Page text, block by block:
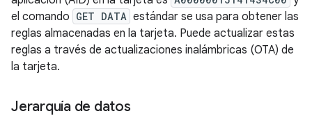
el comando GET DATA estándar se usa para obtener las
reglas almacenadas en la tarjeta. Puede actualizar estas
reglas a través de actualizaciones inalámbricas (OTA) de
la tarjeta.
Jerarquía de datos